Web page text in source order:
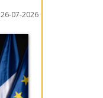
26-07-2026